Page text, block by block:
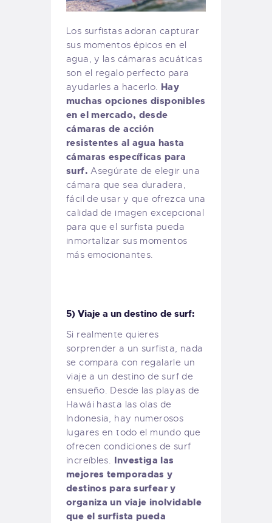
Los surfistas adoran capturar
sus momentos épicos en el
agua, y las cámaras acuáticas
son el regalo perfecto para
ayudarles a hacerlo. Hay
muchas opciones disponibles
en el mercado, desde
cámaras de acción
resistentes al agua hasta
cámaras específicas para
surf. Asegúrate de elegir una
cámara que sea duradera,
fácil de usar y que ofrezca una
calidad de imagen excepcional
para que el surfista pueda
inmortalizar sus momentos
más emocionantes.
5) Viaje a un destino de surf:
Si realmente quieres
sorprender a un surfista, nada
se compara con regalarle un
viaje a un destino de surf de
ensueño. Desde las playas de
Hawái hasta las olas de
Indonesia, hay numerosos
lugares en todo el mundo que
ofrecen condiciones de surf
increíbles. Investiga las
mejores temporadas y
destinos para surfear y
organiza un viaje inolvidable
que el surfista pueda